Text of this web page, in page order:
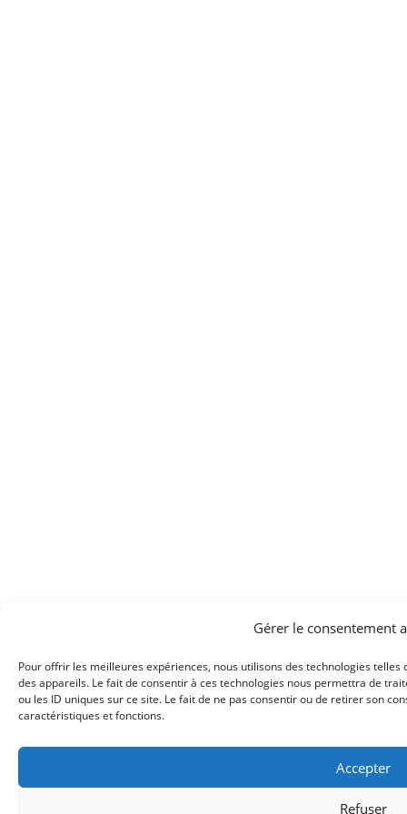
Gérer le consentement
Pour offrir les meilleures expériences, nous utilisons des technologies
des appareils. Le fait de consentir à ces technologies nous permettra de
ou les ID uniques sur ce site. Le fait de ne pas consentir ou de retirer son
caractéristiques et fonctions.
Accepter
Refuser